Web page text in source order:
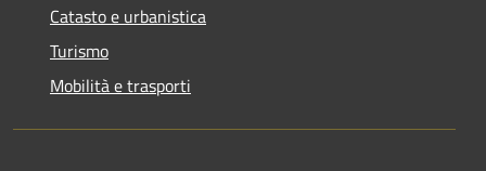
Catasto e urbanistica
Turismo
Mobilità e trasporti